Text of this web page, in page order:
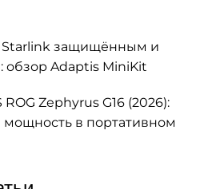
Starlink защищённым и
Adaptis MiniKit
Zephyrus G16 (2026):
мощность в портативном